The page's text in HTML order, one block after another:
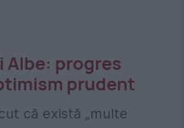
Albe: progres
prudent
că există „multe